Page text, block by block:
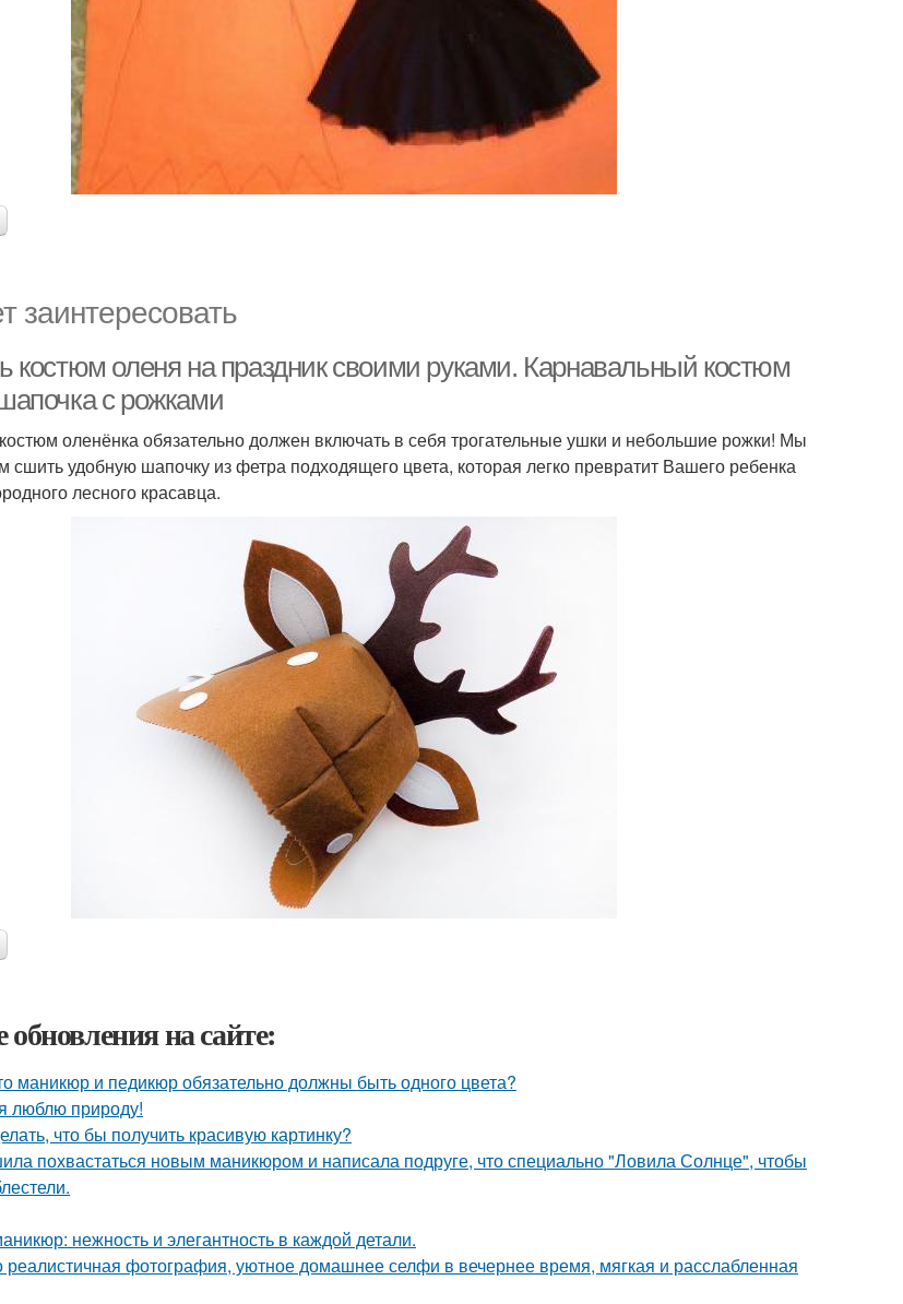
заинтересовать
костюм оленя на праздник своими руками. Карнавальный костюм
с рожками
оленёнка обязательно должен включать в себя трогательные ушки и небольшие рожки! Мы
сшить удобную шапочку из фетра подходящего цвета, которая легко превратит Вашего ребенка
лесного красавца.
на сайте:
маникюр и педикюр обязательно должны быть одного цвета?
люблю природу!
что бы получить красивую картинку?
похвастаться новым маникюром и написала подруге, что специально "Ловила Солнце", чтобы
нежность и элегантность в каждой детали.
фотография, уютное домашнее селфи в вечернее время, мягкая и расслабленная